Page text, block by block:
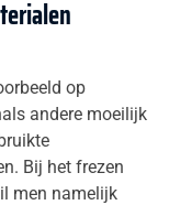
op
andere moeilijk
Bij het frezen
men namelijk